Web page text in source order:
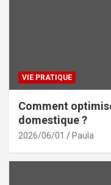
VIE PRATIQUE
Comment
domestique ?
2026/06/01 Paula